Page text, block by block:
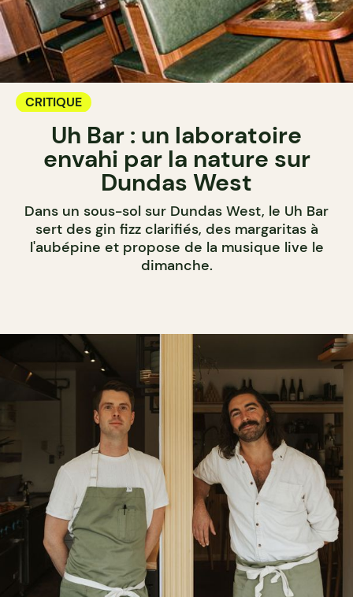
CRITIQUE
Uh Bar : un laboratoire
envahi par la nature sur
Dundas West
Dans un sous-sol sur Dundas West, le Uh Bar
sert des gin fizz clarifiés, des margaritas à
l'aubépine et propose de la musique live le
dimanche.